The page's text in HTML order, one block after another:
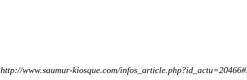
http://www.saumur-kiosque.com/